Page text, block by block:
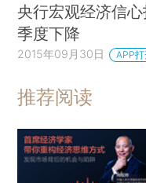
央行宏观经济信
季度下降
2015年09月30日 APP
推荐阅读